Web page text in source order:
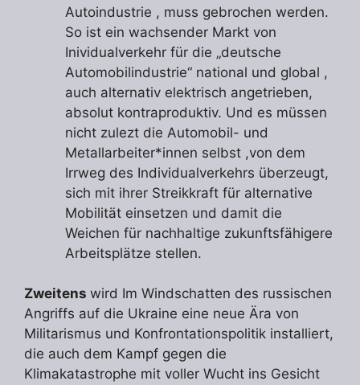
Autoindustrie , muss gebrochen werden.
So ist ein wachsender Markt von
Inividualverkehr für die „deutsche
Automobilindustrie“ national und global ,
auch alternativ elektrisch angetrieben,
absolut kontraproduktiv. Und es müssen
nicht zulezt die Automobil- und
Metallarbeiter*innen selbst ,von dem
Irrweg des Individualverkehrs überzeugt,
sich mit ihrer Streikkraft für alternative
Mobilität einsetzen und damit die
Weichen für nachhaltige zukunftsfähigere
Arbeitsplätze stellen.
Zweitens wird Im Windschatten des russischen
Angriffs auf die Ukraine eine neue Ära von
Militarismus und Konfrontationspolitik installiert,
die auch dem Kampf gegen die
Klimakatastrophe mit voller Wucht ins Gesicht